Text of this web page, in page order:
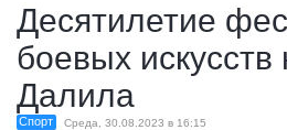
Десятилетие
боевых
Далила
Спорт Среда, 30.08.2023 в 16:15